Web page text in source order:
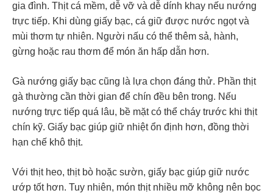
gia đình. Thịt cá mềm, dễ vỡ và dễ dính khay nếu nướng
trực tiếp. Khi dùng giấy bạc, cá giữ được nước ngọt và
mùi thơm tự nhiên. Người nấu có thể thêm sả, hành,
gừng hoặc rau thơm để món ăn hấp dẫn hơn.
Gà nướng giấy bạc cũng là lựa chọn đáng thử. Phần thịt
gà thường cần thời gian để chín đều bên trong. Nếu
nướng trực tiếp quá lâu, bề mặt có thể cháy trước khi thịt
chín kỹ. Giấy bạc giúp giữ nhiệt ổn định hơn, đồng thời
hạn chế khô thịt.
Với thịt heo, thịt bò hoặc sườn, giấy bạc giúp giữ nước
ướp tốt hơn. Tuy nhiên, món thịt nhiều mỡ không nên bọc